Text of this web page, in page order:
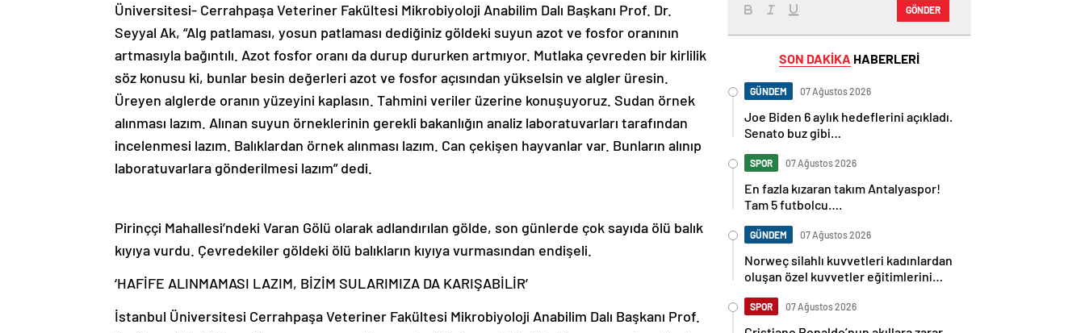
Üniversitesi- Cerrahpaşa Veteriner Fakültesi Mikrobiyoloji Anabilim Dalı Başkanı Prof. Dr.
Seyyal Ak, “Alg patlaması, yosun patlaması dediğiniz göldeki suyun azot ve fosfor oranının
artmasıyla bağıntılı. Azot fosfor oranı da durup dururken artmıyor. Mutlaka çevreden bir kirlilik
söz konusu ki, bunlar besin değerleri azot ve fosfor açısından yükselsin ve algler üresin.
Üreyen alglerde oranın yüzeyini kaplasın. Tahmini veriler üzerine konuşuyoruz. Sudan örnek
alınması lazım. Alınan suyun örneklerinin gerekli bakanlığın analiz laboratuvarları tarafından
incelenmesi lazım. Balıklardan örnek alınması lazım. Can çekişen hayvanlar var. Bunların alınıp
laboratuvarlara gönderilmesi lazım” dedi.
Pirinççi Mahallesi’ndeki Varan Gölü olarak adlandırılan gölde, son günlerde çok sayıda ölü balık
kıyıya vurdu. Çevredekiler göldeki ölü balıkların kıyıya vurmasından endişeli.
‘HAFİFE ALINMAMASI LAZIM, BİZİM SULARIMIZA DA KARIŞABİLİR’
İstanbul Üniversitesi Cerrahpaşa Veteriner Fakültesi Mikrobiyoloji Anabilim Dalı Başkanı Prof.
GÖNDER
SON DAKİKA HABERLERİ
GÜNDEM 07 Ağustos 2026
Joe Biden 6 aylık hedeflerini açıkladı.
Senato buz gibi…
SPOR 07 Ağustos 2026
En fazla kızaran takım Antalyaspor!
Tam 5 futbolcu….
GÜNDEM 07 Ağustos 2026
Norweç silahlı kuvvetleri kadınlardan
oluşan özel kuvvetler eğitimlerini
SPOR 07 Ağustos 2026